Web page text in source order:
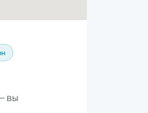
вы